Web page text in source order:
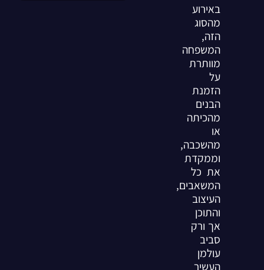
באירוע
מהסוג
הזה,
המשפחה
מוותרת
על
הזמנת
הבנים
מהכיתה
או
מהשכבה,
וממקדת
את כל
המשאבים,
העיצוב
והתוכן
אך ורק
סביב
עולמן
העשיר